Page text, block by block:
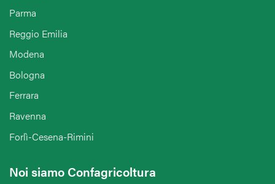
Parma
Reggio Emilia
Modena
Bologna
Ferrara
Ravenna
Forlì-Cesena-Rimini
Noi siamo Confagricoltura